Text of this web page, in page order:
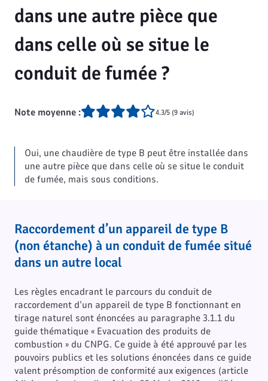
dans une autre pièce que
dans celle où se situe le
conduit de fumée ?
Note moyenne : 4.3/5 (9 avis)
Oui, une chaudière de type B peut être installée dans
une autre pièce que dans celle où se situe le conduit
de fumée, mais sous conditions.
Raccordement d’un appareil de type B
(non étanche) à un conduit de fumée situé
dans un autre local
Les règles encadrant le parcours du conduit de
raccordement d’un appareil de type B fonctionnant en
tirage naturel sont énoncées au paragraphe 3.1.1 du
guide thématique « Evacuation des produits de
combustion » du CNPG. Ce guide à été approuvé par les
pouvoirs publics et les solutions énoncées dans ce guide
valent présomption de conformité aux exigences (article